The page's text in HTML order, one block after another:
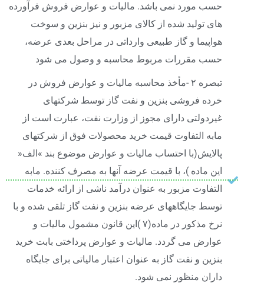
حسب مورد نمی باشد. مالیات و عوارض فروش فرآورده
های تولید شده از کالای مزبور و نیز بنزین و سوخت
هواپیما و گاز طبیعی وارداتی در مراحل بعدی عرضه،
حسب مقررات مربوط محاسبه و وصول می شود
تبصره ۲ -مأخذ محاسبه مالیات و عوارض فروش در
خرده فروشی بنزین و نفت گاز توسط شرکتهای
غیردولتی دارای مجوز از وزارت نفت، عبارت است از
مابه التفاوت قیمت خرید محصولات فوق از شرکتهای
پالایش(با احتساب مالیات و عوارض موضوع بند »الف«
این ماده )، با قیمت عرضه آنها به مصرف کننده. مابه
التفاوت مزبور به عنوان درآمد ناشی از ارائه خدمات
توسط جایگاههای عرضه بنزین و نفت گاز تلقی شده و با
نرخ مذکور در ماده(۷ )این قانون مشمول مالیات و
عوارض می گردد. مالیات و عوارض پرداختی بابت خرید
بنزین و نفت گاز به عنوان اعتبار مالیاتی برای جایگاه
داران منظور نمی شود.